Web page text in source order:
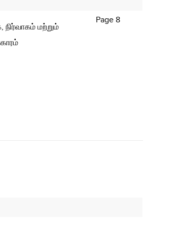
மற்றும்
Page 8